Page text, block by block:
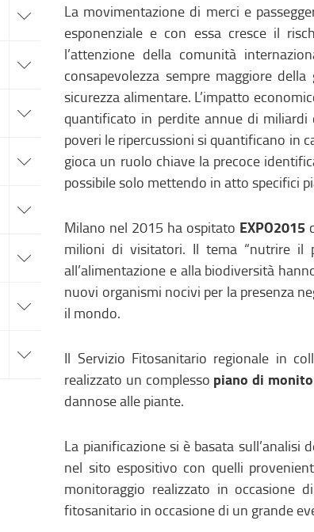
alle
sotto
alle
sotto
alle
sotto
alle
sotto
alle
sotto
alle
sotto
alle
sotto
alle
sotto
La movimentazione di merci e
esponenziale e con essa cresce il
l’attenzione della comunità
consapevolezza sempre maggiore
sicurezza alimentare. L’impatto
quantificato in perdite annue di
poveri le ripercussioni si quantificano in
gioca un ruolo chiave la precoce
possibile solo mettendo in atto specifici
Milano nel 2015 ha ospitato EXPO2015
milioni di visitatori. Il tema “nutrire il
all’alimentazione e alla biodiversità
nuovi organismi nocivi per la presenza
il mondo.
Il Servizio Fitosanitario regionale in
realizzato un complesso piano di
dannose alle piante.
La pianificazione si è basata
nel sito espositivo con quelli
monitoraggio realizzato in occasione
fitosanitario in occasione di un grande